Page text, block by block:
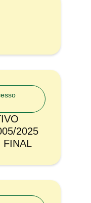
2025
FINAL